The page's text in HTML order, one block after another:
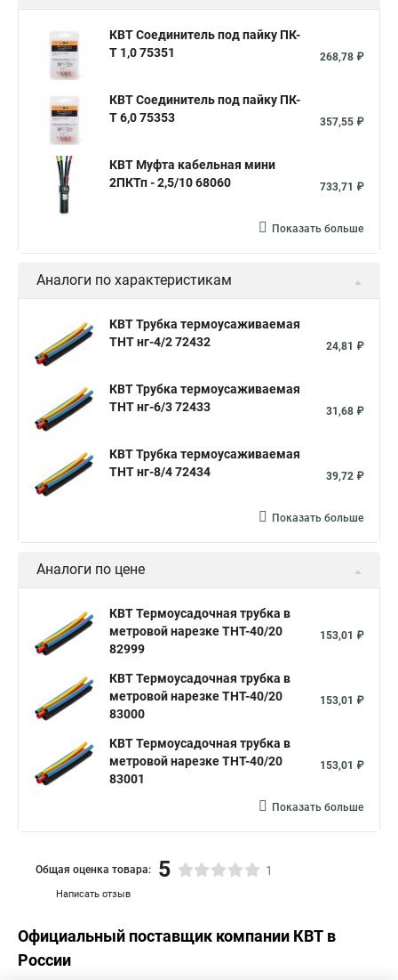
КВТ Соединитель под пайку ПК-
Т 1,0 75351
268,78 ₽
КВТ Соединитель под пайку ПК-
Т 6,0 75353
357,55 ₽
КВТ Муфта кабельная мини
2ПКТп - 2,5/10 68060
733,71 ₽
Показать больше
Аналоги по характеристикам
КВТ Трубка термоусаживаемая
ТНТ нг-4/2 72432
24,81 ₽
КВТ Трубка термоусаживаемая
ТНТ нг-6/3 72433
31,68 ₽
КВТ Трубка термоусаживаемая
ТНТ нг-8/4 72434
39,72 ₽
Показать больше
Аналоги по цене
КВТ Термоусадочная трубка в
метровой нарезке ТНТ-40/20
82999
153,01 ₽
КВТ Термоусадочная трубка в
метровой нарезке ТНТ-40/20
83000
153,01 ₽
КВТ Термоусадочная трубка в
метровой нарезке ТНТ-40/20
83001
153,01 ₽
Показать больше
Написать отзыв
Общая оценка товара: 5 1
Официальный поставщик компании КВТ в
России